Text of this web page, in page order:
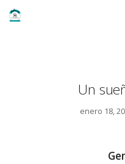
Un
enero 18,